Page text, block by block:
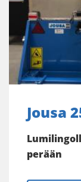
Jousa
perään